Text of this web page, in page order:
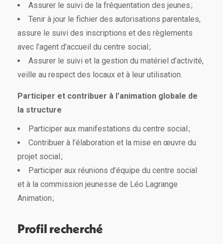
Assurer le suivi de la fréquentation des jeunes ;
Tenir à jour le fichier des autorisations parentales,
assure le suivi des inscriptions et des règlements
avec l’agent d’accueil du centre social ;
Assurer le suivi et la gestion du matériel d’activité,
veille au respect des locaux et à leur utilisation.
Participer et contribuer à l’animation globale de
la structure
Participer aux manifestations du centre social ;
Contribuer à l’élaboration et la mise en œuvre du
projet social ;
Participer aux réunions d’équipe du centre social
et à la commission jeunesse de Léo Lagrange
Animation ;
Profil recherché